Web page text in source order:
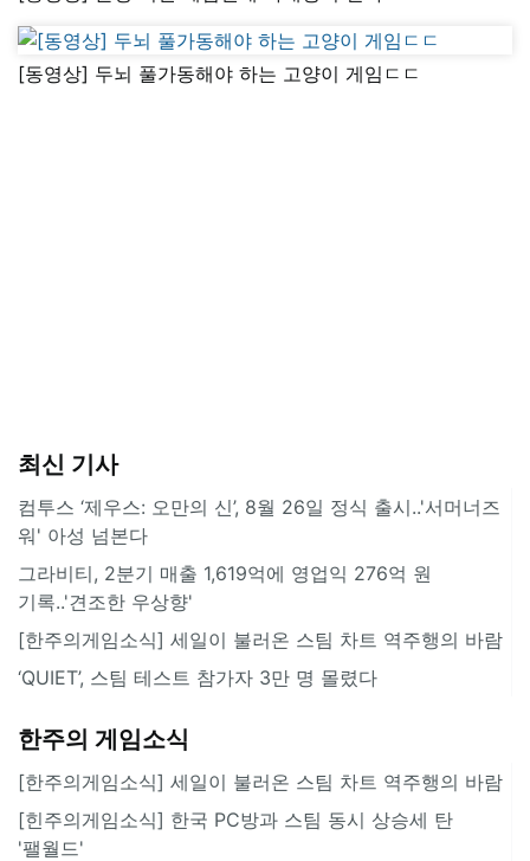
[동영상] 두뇌 풀가동해야 하는 고양이 게임ㄷㄷ
최신 기사
컴투스 ‘제우스: 오만의 신’, 8월 26일 정식 출시..'서머너즈
워' 아성 넘본다
그라비티, 2분기 매출 1,619억에 영업익 276억 원
기록..'견조한 우상향'
[한주의게임소식] 세일이 불러온 스팀 차트 역주행의 바람
‘QUIET’, 스팀 테스트 참가자 3만 명 몰렸다
한주의 게임소식
[한주의게임소식] 세일이 불러온 스팀 차트 역주행의 바람
[힌주의게임소식] 한국 PC방과 스팀 동시 상승세 탄
'팰월드'